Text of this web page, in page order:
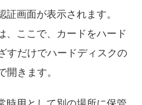
画面が表示されます。
、ここで、カードをハード
すだけでハードディスクの
開きます。